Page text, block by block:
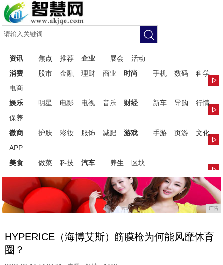
资讯 焦点 推荐 企业 展会
活动
消费
股市 金融 理财 商业 时尚 手机 数码
科学
电商
娱乐
明星 电影 电视 音乐 财经 新车 导购
行情
保养
微商
护肤 彩妆 服饰 减肥 游戏 手游 页游
文化
APP
美食
做菜 科技 汽车 养生 区块
广告
HYPERICE（海博艾斯）筋膜枪为何能风靡体育
圈？